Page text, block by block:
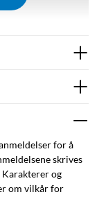
lader
for å
skrives
og
om vilkår for